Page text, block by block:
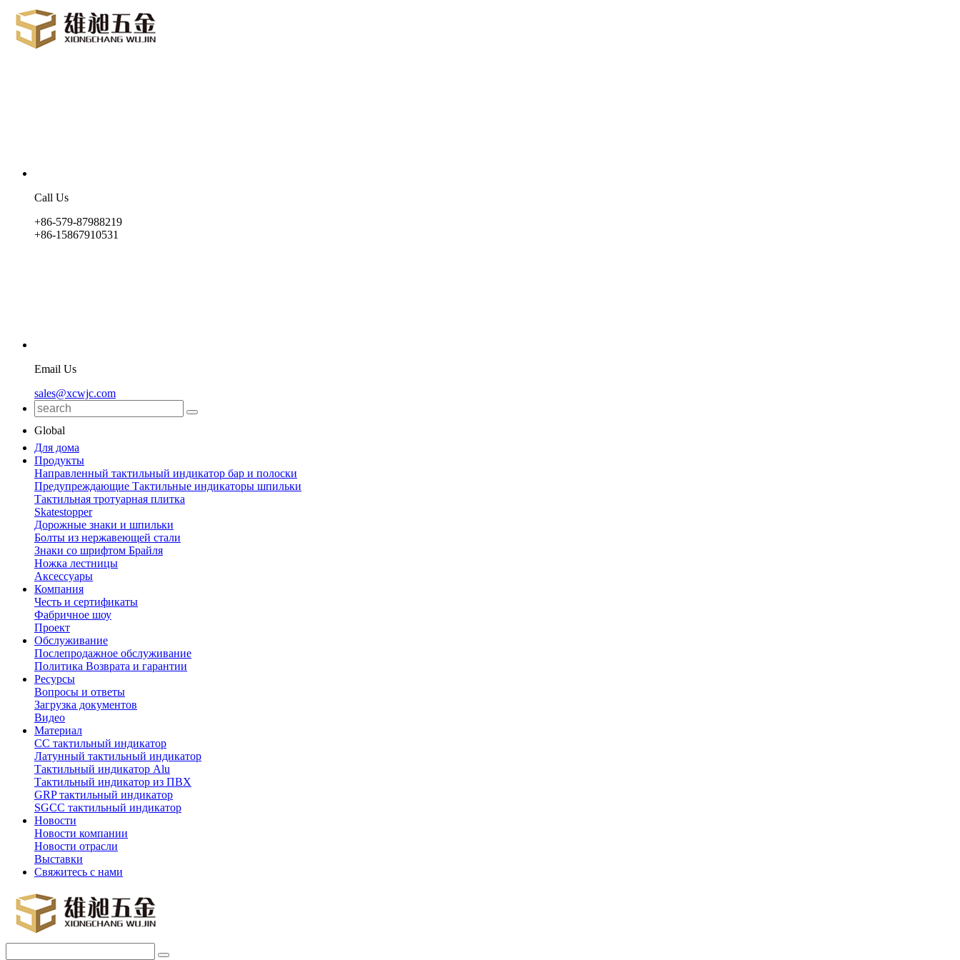
Call Us
+86-579-87988219
+86-15867910531
Email Us
sales@xcwjc.com
Global
Для дома
Продукты
Направленный тактильный индикатор бар и полоски
Предупреждающие Тактильные индикаторы шпильки
Тактильная тротуарная плитка
Skatestopper
Дорожные знаки и шпильки
Болты из нержавеющей стали
Знаки со шрифтом Брайля
Ножка лестницы
Аксессуары
Компания
Честь и сертификаты
Фабричное шоу
Проект
Обслуживание
Послепродажное обслуживание
Политика Возврата и гарантии
Ресурсы
Вопросы и ответы
Загрузка документов
Видео
Материал
СС тактильный индикатор
Латунный тактильный индикатор
Тактильный индикатор Alu
Тактильный индикатор из ПВХ
GRP тактильный индикатор
SGCC тактильный индикатор
Новости
Новости компании
Новости отрасли
Выставки
Свяжитесь с нами